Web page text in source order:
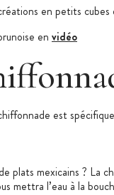
en petits
en vidéo
est
plats mexicains ? La
mettra l’eau à la